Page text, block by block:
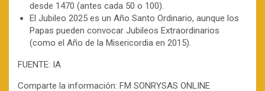
desde 1470 (antes cada 50 o 100).
El Jubileo 2025 es un Año Santo Ordinario, aunque los
Papas pueden convocar Jubileos Extraordinarios
(como el Año de la Misericordia en 2015).
FUENTE: IA
Comparte la información: FM SONRYSAS ONLINE